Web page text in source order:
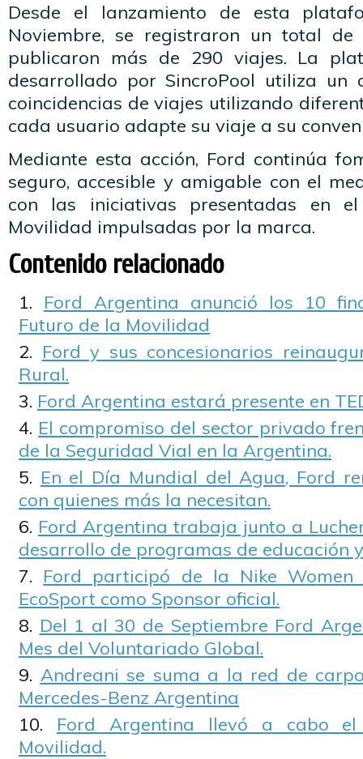
Desde el lanzamiento de esta
Noviembre, se registraron un total de
publicaron más de 290 viajes. La
desarrollado por SincroPool utiliza un
coincidencias de viajes utilizando
cada usuario adapte su viaje a su
Mediante esta acción, Ford continúa
seguro, accesible y amigable con el
con las iniciativas presentadas en
Movilidad impulsadas por la marca.
Contenido relacionado
Ford Argentina anunció los 10
Futuro de la Movilidad
Ford y sus concesionarios
Rural.
Ford Argentina estará presente en
El compromiso del sector privado
de la Seguridad Vial en la Argentina.
En el Día Mundial del Agua, Ford
con quienes más la necesitan.
Ford Argentina trabaja junto a
desarrollo de programas de educación
Ford participó de la Nike
EcoSport como Sponsor oficial.
Del 1 al 30 de Septiembre Ford
Mes del Voluntariado Global.
Andreani se suma a la red de
Mercedes-Benz Argentina
Ford Argentina llevó a cabo
Movilidad.